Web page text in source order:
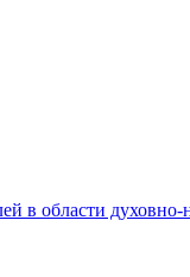
в области духовно-